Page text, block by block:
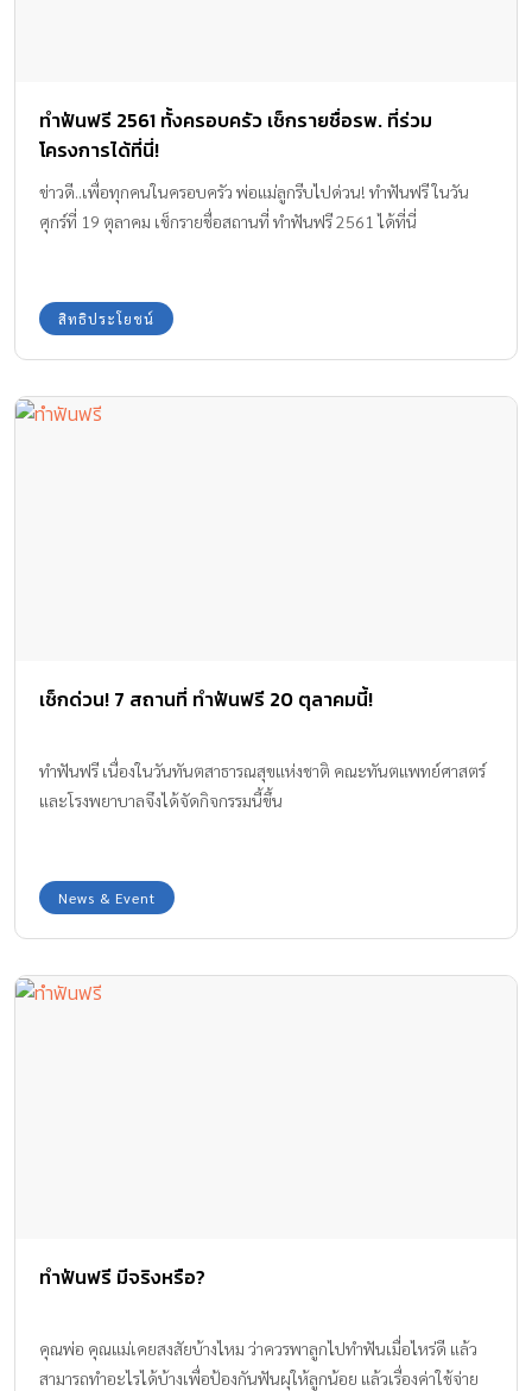
ทำฟันฟรี 2561 ทั้งครอบครัว เช็กรายชื่อรพ. ที่ร่วม
โครงการได้ที่นี่!
ข่าวดี..เพื่อทุกคนในครอบครัว พ่อแม่ลูกรีบไปด่วน! ทำฟันฟรี ในวัน
ศุกร์ที่ 19 ตุลาคม เช็กรายชื่อสถานที่ ทำฟันฟรี 2561 ได้ที่นี่
สิทธิประโยชน์
เช็กด่วน! 7 สถานที่ ทำฟันฟรี 20 ตุลาคมนี้!
ทำฟันฟรี เนื่องในวันทันตสาธารณสุขแห่งชาติ คณะทันตแพทย์ศาสตร์
และโรงพยาบาลจึงได้จัดกิจกรรมนี้ขึ้น
News & Event
ทำฟันฟรี มีจริงหรือ?
คุณพ่อ คุณแม่เคยสงสัยบ้างไหม ว่าควรพาลูกไปทำฟันเมื่อไหร่ดี แล้ว
สามารถทำอะไรได้บ้างเพื่อป้องกันฟันผุให้ลูกน้อย แล้วเรื่องค่าใช้จ่าย